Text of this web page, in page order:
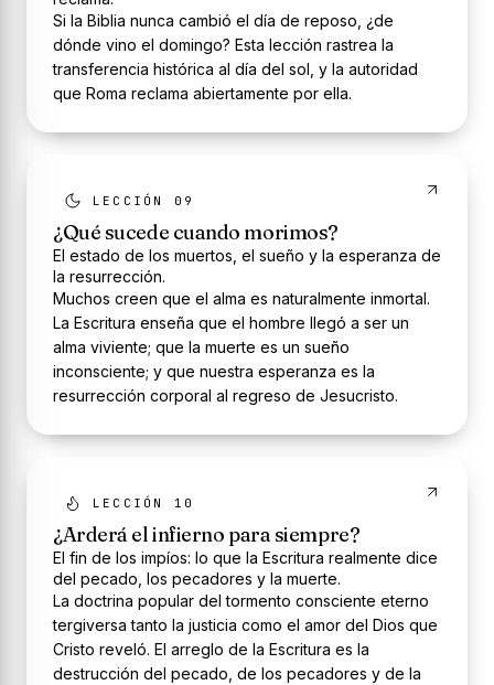
Si la Biblia nunca cambió el día de reposo, ¿de
dónde vino el domingo? Esta lección rastrea la
transferencia histórica al día del sol, y la autoridad
que Roma reclama abiertamente por ella.
LECCIÓN 09
¿Qué sucede cuando morimos?
El estado de los muertos, el sueño y la esperanza de
la resurrección.
Muchos creen que el alma es naturalmente inmortal.
La Escritura enseña que el hombre llegó a ser un
alma viviente; que la muerte es un sueño
inconsciente; y que nuestra esperanza es la
resurrección corporal al regreso de Jesucristo.
LECCIÓN 10
¿Arderá el infierno para siempre?
El fin de los impíos: lo que la Escritura realmente dice
del pecado, los pecadores y la muerte.
La doctrina popular del tormento consciente eterno
tergiversa tanto la justicia como el amor del Dios que
Cristo reveló. El arreglo de la Escritura es la
destrucción del pecado, de los pecadores y de la